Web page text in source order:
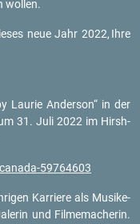
wol­len.
neue Jahr 2022, Ihre
Lau­rie An­der­son“ in der
31. Juli 2022 im Hir­sh­
​59764603
Kar­rie­re als Mu­si­ke­
und Fil­me­ma­che­rin.